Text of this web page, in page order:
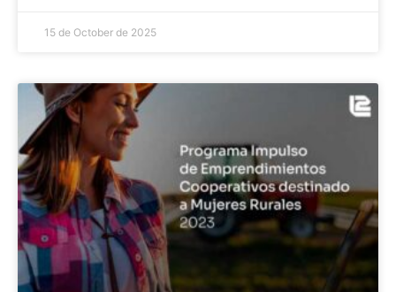
15 de October de 2025